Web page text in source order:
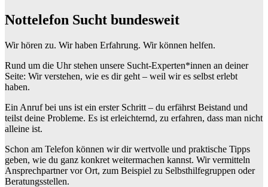
Nottelefon Sucht bundesweit
Wir hören zu. Wir haben Erfahrung. Wir können helfen.
Rund um die Uhr stehen unsere Sucht-Experten*innen an deiner
Seite: Wir verstehen, wie es dir geht – weil wir es selbst erlebt
haben.
Ein Anruf bei uns ist ein erster Schritt – du erfährst Beistand und
teilst deine Probleme. Es ist erleichternd, zu erfahren, dass man nicht
alleine ist.
Schon am Telefon können wir dir wertvolle und praktische Tipps
geben, wie du ganz konkret weitermachen kannst. Wir vermitteln
Ansprechpartner vor Ort, zum Beispiel zu Selbsthilfegruppen oder
Beratungsstellen.